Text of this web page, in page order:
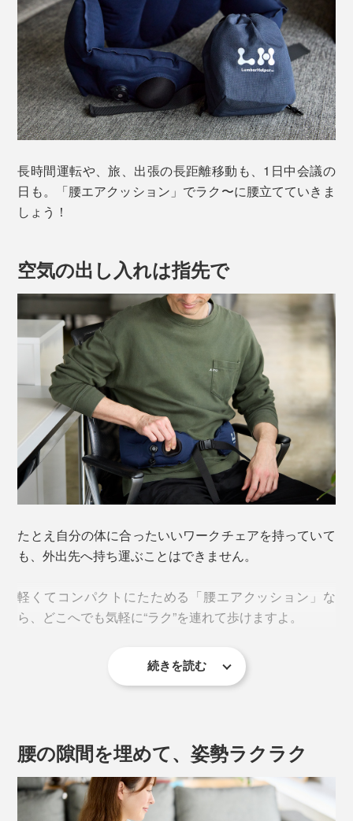
長時間運転や、旅、出張の長距離移動も、1日中会議の
日も。「腰エアクッション」でラク〜に腰立てていきま
しょう！
空気の出し入れは指先で
たとえ自分の体に合ったいいワークチェアを持っていて
も、外出先へ持ち運ぶことはできません。
軽くてコンパクトにたためる「腰エアクッション」な
ら、どこへでも気軽に“ラク”を連れて歩けますよ。
続きを読む
腰の隙間を埋めて、姿勢ラクラク